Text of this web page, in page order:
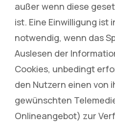
außer wenn diese
ist. Eine Einwilligung ist
notwendig, wenn das
Auslesen der
Cookies, unbedingt
den Nutzern einen von
gewünschten
Onlineangebot) zur